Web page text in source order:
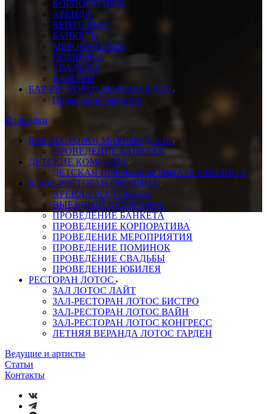
КОРПОРАТИВЫ
АРЕНДА
КЕЙТЕРИНГ
БАНКЕТЫ
МЕРОПРИЯТИЯ
ПОМИНКИ
СВАДЬБЫ
ЮБИЛЕИ
БАР-РЕСТОРАН МАРИНАД №13
Проведение банкетов
Площадки
БАР-РЕСТОРАН МАРИНАД №13
ПРОВЕДЕНИЕ БАНКЕТА
ДЕТСКИЕ КОМНАТЫ
ДЕТСКАЯ ИГРОВАЯ КОМНАТА ОКОЛИЦА
КАФЕ-РЕСТОРАН ОКОЛИЦА
АРЕНДА РЕСТОРАНА
ВЫЕЗДНОЙ КЕЙТЕРИНГ
ПРОВЕДЕНИЕ БАНКЕТА
ПРОВЕДЕНИЕ КОРПОРАТИВА
ПРОВЕДЕНИЕ МЕРОПРИЯТИЯ
ПРОВЕДЕНИЕ ПОМИНОК
ПРОВЕДЕНИЕ СВАДЬБЫ
ПРОВЕДЕНИЕ ЮБИЛЕЯ
РЕСТОРАН ЛОТОС
ЗАЛ ЛОТОС ЛАЙТ
ЗАЛ-РЕСТОРАН ЛОТОС БИСТРО
ЗАЛ-РЕСТОРАН ЛОТОС ВАЙН
ЗАЛ-РЕСТОРАН ЛОТОС КОНГРЕСС
ЛЕТНЯЯ ВЕРАНДА ЛОТОС ГАРДЕН
Ведущие и артисты
Статьи
Контакты